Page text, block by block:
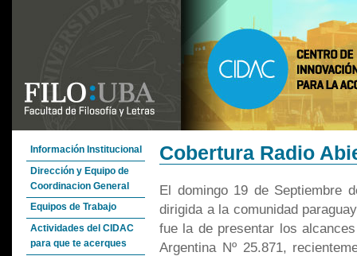
Información Institucional
Dirección y Equipo de
Coordinacion General
Equipos de Trabajo
Actividades del CIDAC
para que te acerques
Cobertura Radio
El domingo 19 de Septiembre
dirigida a la comunidad
fue la de presentar los
Argentina Nº 25.871,